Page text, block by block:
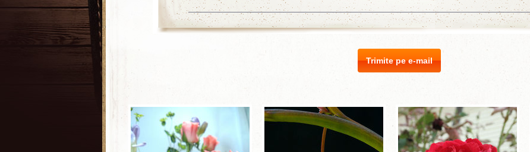
Trimite pe e-mail